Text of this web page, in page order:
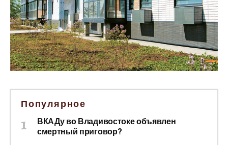
Популярное
ВКАДу во Владивостоке объявлен
смертный приговор?